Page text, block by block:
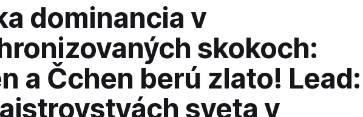
dominancia v
skokoch:
a Čchen berú zlato! Lead:
sveta v